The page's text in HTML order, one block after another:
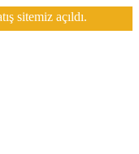
sitemiz açıldı.